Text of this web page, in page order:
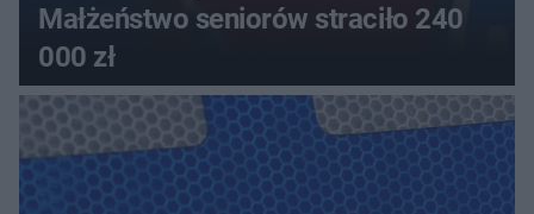
Małżeństwo seniorów straciło 240
000 zł